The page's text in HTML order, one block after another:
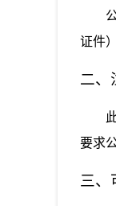
证件）
二、
要求
三、